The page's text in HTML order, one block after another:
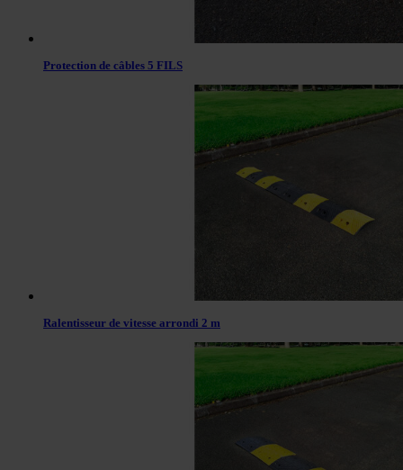
Protection de câbles 5 FILS
Ralentisseur de vitesse arrondi 2 m